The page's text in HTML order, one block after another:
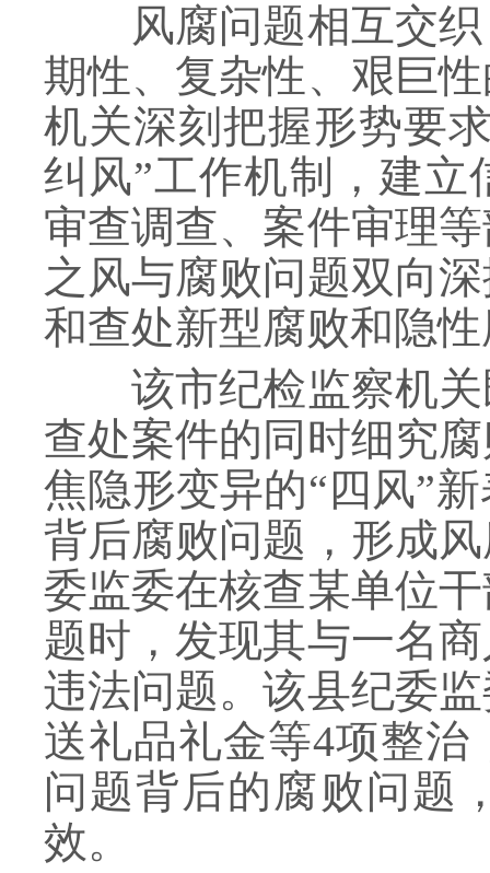
风腐问题相互交织
期性、复杂性、艰巨
机关深刻把握形势要
纠风”工作机制，建
审查调查、案件审理
之风与腐败问题双向
和查处新型腐败和隐
该市纪检监察机关
查处案件的同时细究
焦隐形变异的“四风”
背后腐败问题，形成
委监委在核查某单位
题时，发现其与一名
违法问题。该县纪委
送礼品礼金等4项整
问题背后的腐败问题
效。